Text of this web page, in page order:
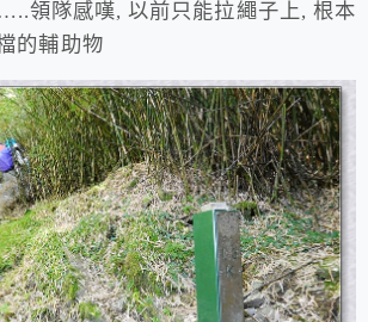
領隊感嘆, 以前只能拉繩子上, 根本
的輔助物